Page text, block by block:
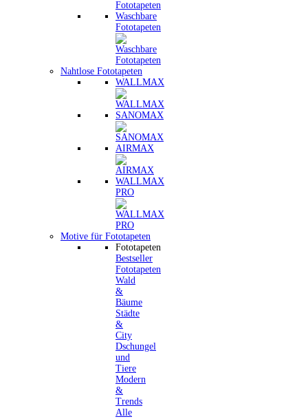
Waschbare
Fototapeten
Nahtlose Fototapeten
WALLMAX
SANOMAX
AIRMAX
WALLMAX
PRO
Motive für Fototapeten
Fototapeten
Bestseller
Fototapeten
Wald
&
Bäume
Städte
&
City
Dschungel
und
Tiere
Modern
&
Trends
Alle